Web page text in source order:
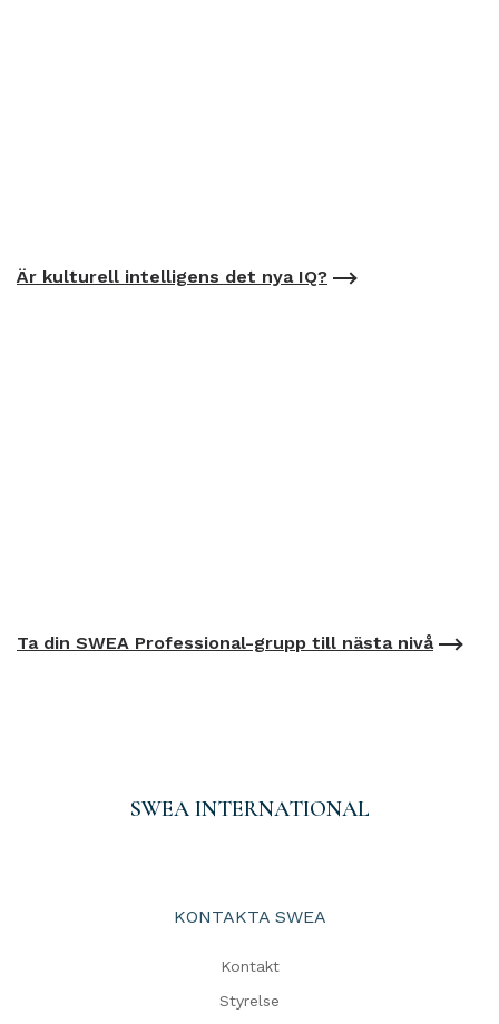
Är kulturell intelligens det nya IQ?
Ta din SWEA Professional-grupp till nästa nivå
SWEA INTERNATIONAL
KONTAKTA SWEA
Kontakt
Styrelse